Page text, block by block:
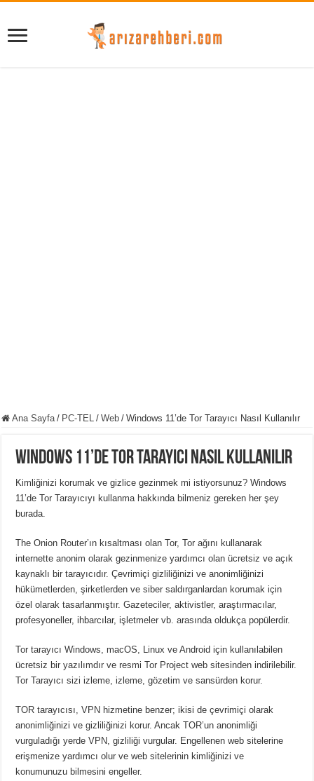
Ana Sayfa / PC-TEL / Web / Windows 11’de Tor Tarayıcı Nasıl Kullanılır
Windows 11’de Tor Tarayıcı Nasıl Kullanılır
Kimliğinizi korumak ve gizlice gezinmek mi istiyorsunuz?Windows
11’de Tor Tarayıcıyı kullanma hakkında bilmeniz gereken her şey
burada.
The Onion Router’ın kısaltması olan Tor, Tor ağını kullanarak
internette anonim olarak gezinmenize yardımcı olan ücretsiz ve açık
kaynaklı bir tarayıcıdır.Çevrimiçi gizliliğinizi ve anonimliğinizi
hükümetlerden, şirketlerden ve siber saldırganlardan korumak için
özel olarak tasarlanmıştır.Gazeteciler, aktivistler, araştırmacılar,
profesyoneller, ihbarcılar, işletmeler vb. arasında oldukça popülerdir.
Tor tarayıcı Windows, macOS, Linux ve Android için kullanılabilen
ücretsiz bir yazılımdır ve resmi Tor Project web sitesinden indirilebilir.
Tor Tarayıcı sizi izleme, izleme, gözetim ve sansürden korur.
TOR tarayıcısı, VPN hizmetine benzer;ikisi de çevrimiçi olarak
anonimliğinizi ve gizliliğinizi korur.Ancak TOR’un anonimliği
vurguladığı yerde VPN, gizliliği vurgular. Engellenen web sitelerine
erişmenize yardımcı olur ve web sitelerinin kimliğinizi ve
konumunuzu bilmesini engeller.